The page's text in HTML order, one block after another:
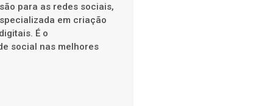
para as redes sociais,
em criação
É o
social nas melhores